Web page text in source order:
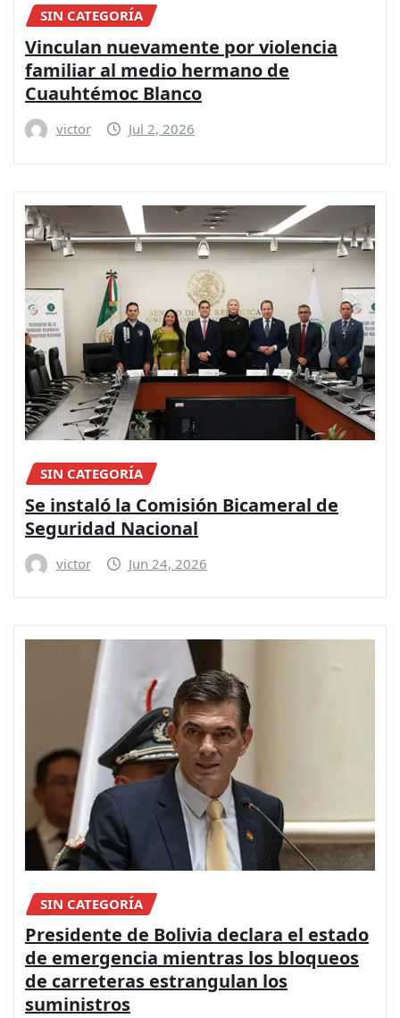
SIN CATEGORÍA
Vinculan nuevamente por violencia
familiar al medio hermano de
Cuauhtémoc Blanco
victor Jul 2, 2026
SIN CATEGORÍA
Se instaló la Comisión Bicameral de
Seguridad Nacional
victor Jun 24, 2026
SIN CATEGORÍA
Presidente de Bolivia declara el estado
de emergencia mientras los bloqueos
de carreteras estrangulan los
suministros